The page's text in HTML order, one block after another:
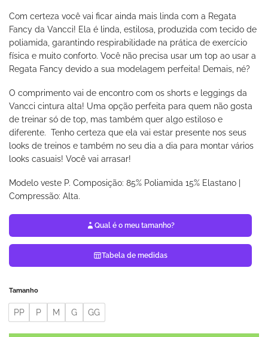
Com certeza você vai ficar ainda mais linda com a Regata
Fancy da Vancci! Ela é linda, estilosa, produzida com tecido de
poliamida, garantindo respirabilidade na prática de exercício
física e muito conforto. Você não precisa usar um top ao usar a
Regata Fancy devido a sua modelagem perfeita! Demais, né?
O comprimento vai de encontro com os shorts e leggings da
Vancci cintura alta! Uma opção perfeita para quem não gosta
de treinar só de top, mas também quer algo estiloso e
diferente. Tenho certeza que ela vai estar presente nos seus
looks de treinos e também no seu dia a dia para montar vários
looks casuais! Você vai arrasar!
Modelo veste P. Composição: 85% Poliamida 15% Elastano |
Compressão: Alta.
Qual é o meu tamanho?
Tabela de medidas
Tamanho
PP P M G GG